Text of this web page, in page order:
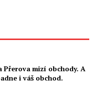
Přerova mizí obchody. A
i váš obchod.